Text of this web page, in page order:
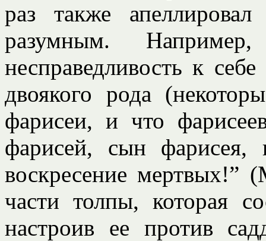
раз также
разумным.
несправедливость к
двоякого рода
фарисеи, и что
фарисей, сын
воскресение
части толпы, которая
настроив ее против